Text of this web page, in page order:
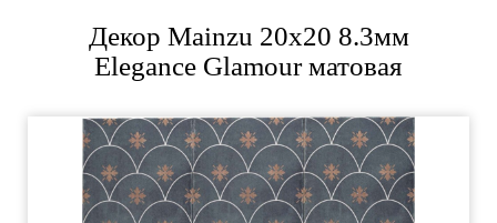
Декор Mainzu 20x20 8.3мм
Elegance Glamour матовая